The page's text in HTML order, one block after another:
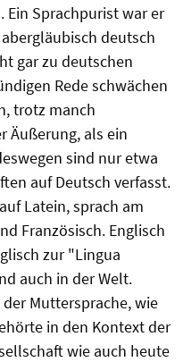
Sprachpurist war er
deutsch
gar zu deutschen
Rede schwächen
trotz manch
als ein
sind nur etwa
auf Deutsch verfasst.
Latein, sprach am
Französisch. Englisch
zur "Lingua
auch in der Welt.
Muttersprache, wie
in den Kontext der
wie auch heute